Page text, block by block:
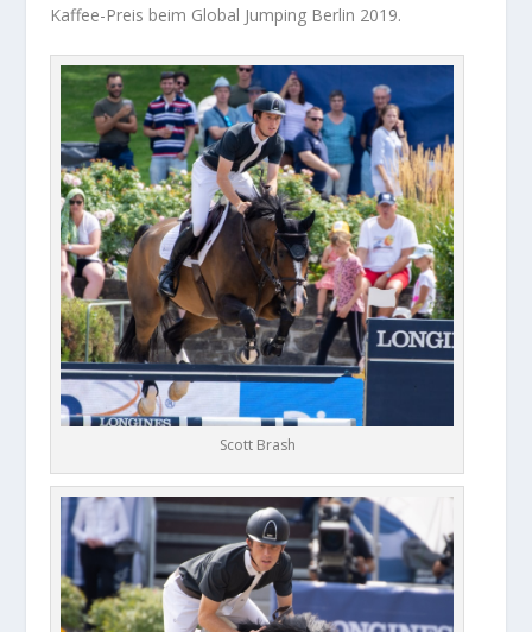
Kaffee-Preis beim Global Jumping Berlin 2019.
Scott Brash